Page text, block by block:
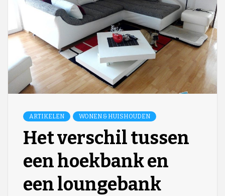
ARTIKELEN WONEN & HUISHOUDEN
Het verschil tussen
een hoekbank en
een loungebank